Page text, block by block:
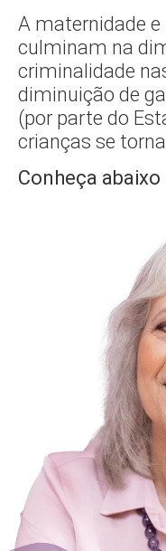
A maternidade
culminam na
criminalidade
diminuição de
(por parte do
crianças se
Conheça